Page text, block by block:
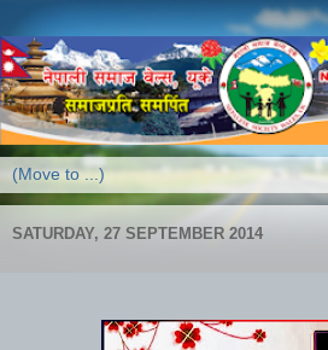
SATURDAY, 27 SEPTEMBER 2014